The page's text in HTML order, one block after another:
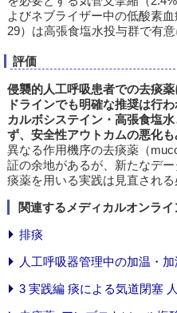
よびネブライザー中の低酸素
29）は高張食塩水投与群で有意
評価
侵襲的人工呼吸患者での去痰
ドラインでも明確な推奨は行
カルボシステイン・高張食塩
ず、安全性アウトカムの悪化も
異なる作用機序の去痰薬（
証の余地があるが、新たなデ
痰薬を用いる実践は見直される
関連するメディカルオンライ
排痰
人工呼吸器管理中の加温・
3 実践編 痰による気道閉塞